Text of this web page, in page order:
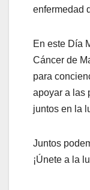
enfermedad
En este Día
Cáncer de
para
apoyar a las
juntos en la
Juntos
¡Únete a la